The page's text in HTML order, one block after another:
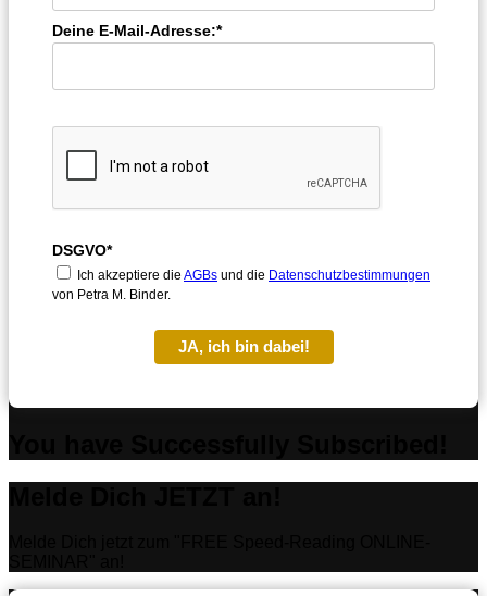
Deine E-Mail-Adresse:*
DSGVO*
Ich akzeptiere die AGBs und die Datenschutzbestimmungen
von Petra M. Binder.
JA, ich bin dabei!